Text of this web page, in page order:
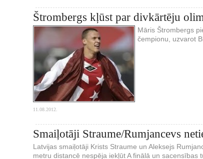
Štrombergs kļūst par divkārtēju
Māris Štrombergs
čempionu, uzvarot
11.08.2012.
Smaiļotāji Straume/Rumjancevs
Latvijas smaiļotāji Krists Straume un Aleksejs
metru distancē nespēja iekļūt A finālā un sacensības